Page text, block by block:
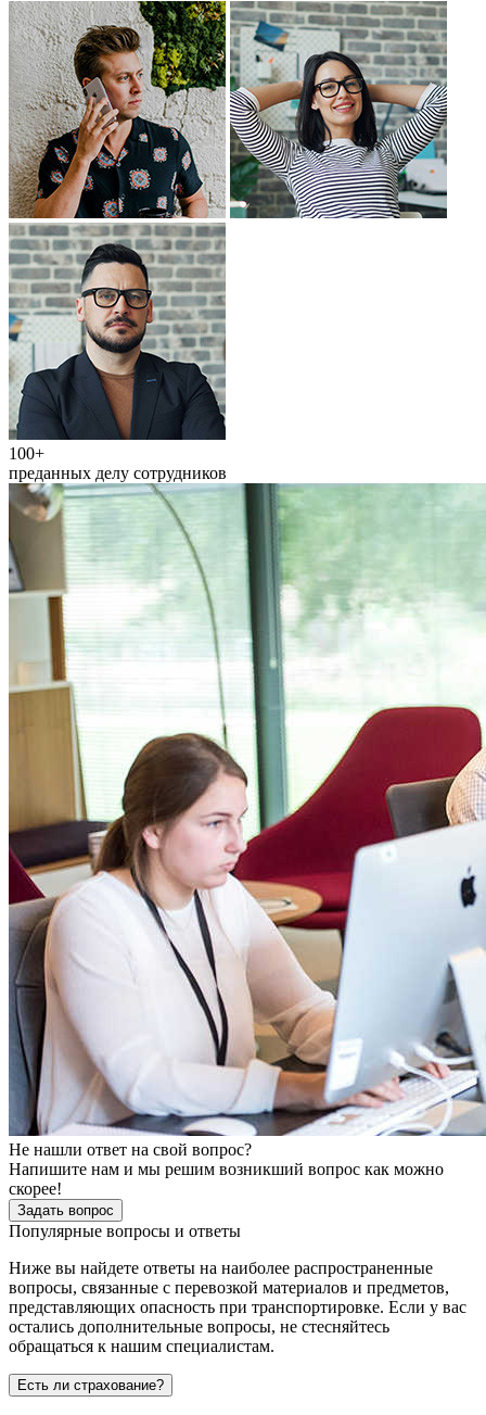
100+
преданных делу сотрудников
Не нашли ответ на свой вопрос?
Напишите нам и мы решим возникший вопрос как можно
скорее!
Задать вопрос
Популярные вопросы и ответы
Ниже вы найдете ответы на наиболее распространенные
вопросы, связанные с перевозкой материалов и предметов,
представляющих опасность при транспортировке. Если у вас
остались дополнительные вопросы, не стесняйтесь
обращаться к нашим специалистам.
Есть ли страхование?